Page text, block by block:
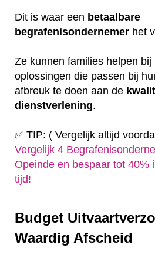
Dit is waar een betaalbare
begrafenisondernemer het
Ze kunnen families helpen bij
oplossingen die passen bij
afbreuk te doen aan de
dienstverlening.
✅ TIP: ( Vergelijk altijd
Vergelijk 4
Opeinde en bespaar tot 40%
tijd!
Budget
Waardig Afscheid